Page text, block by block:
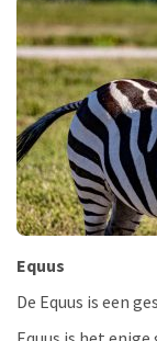
Equus
De Equus is een